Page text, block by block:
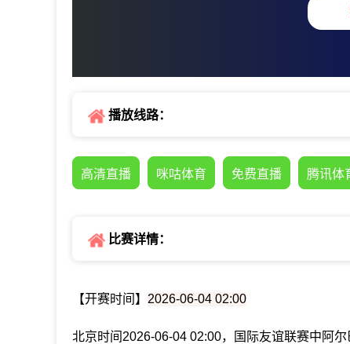
播放线路：
高清直播 咪咕体育 免费直播 腾讯体
比赛详情：
【开赛时间】 2026-06-04 02:00
北京时间2026-06-04 02:00，国际友谊联赛中阿